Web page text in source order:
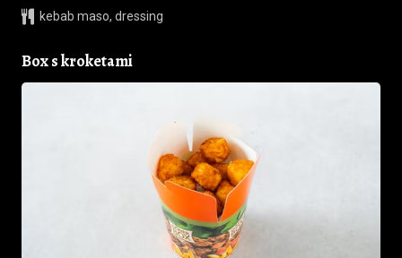
kebab maso, dressing
Box s kroketami